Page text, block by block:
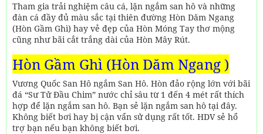
Tham gia trải nghiệm câu cá, lặn ngắm san hô và những
đàn cá đầy đủ màu sắc tại thiên đường Hòn Dăm Ngang
(Hòn Gầm Ghì) hay vẻ đẹp của Hòn Móng Tay thơ mộng
cũng như bãi cắt trắng dài của Hòn Mây Rút.
Hòn Gầm Ghì (Hòn Dăm Ngang )
Vương Quốc San Hô ngắm San Hô. Hòn đảo rộng lớn với bãi
đá “Sư Tử Đầu Chim” nước chỉ sâu từ 1 đến 4 mét rất thích
hợp để lặn ngắm san hô. Bạn sẻ lặn ngắm san hô tại đây.
Không biết bơi hay bị cận vẩn sử dụng rất tốt. HDV sẻ hổ
trợ bạn nếu bạn không biết bơi.